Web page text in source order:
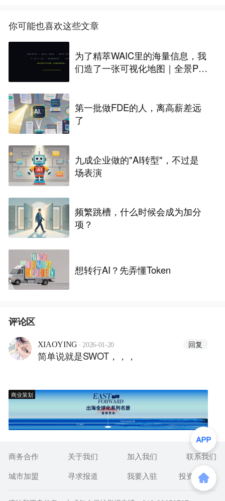
你可能也喜欢这些文章
为了精萃WAIC里的海量信息，我
们造了一张可视化地图｜全景PA
第一批做FDE的人，离高薪差远
了
九成企业做的"AI转型"，不过是
场表演
频繁跳槽，什么时候会成为加分
项？
想转行AI？先弄懂Token
评论区
XIAOYING · 2026-01-20 回复
简单说就是SWOT，，，
商业策划
商务合作 关于我们 加入我们
联系我们
城市加盟
寻求报道 我要入驻 投资者关系